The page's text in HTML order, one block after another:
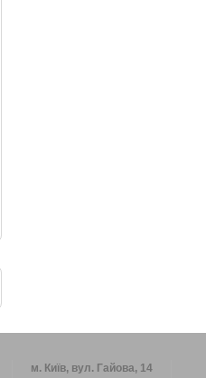
м. Київ, вул. Гайова, 14